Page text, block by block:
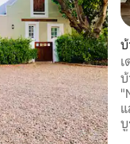
บ้
บ้